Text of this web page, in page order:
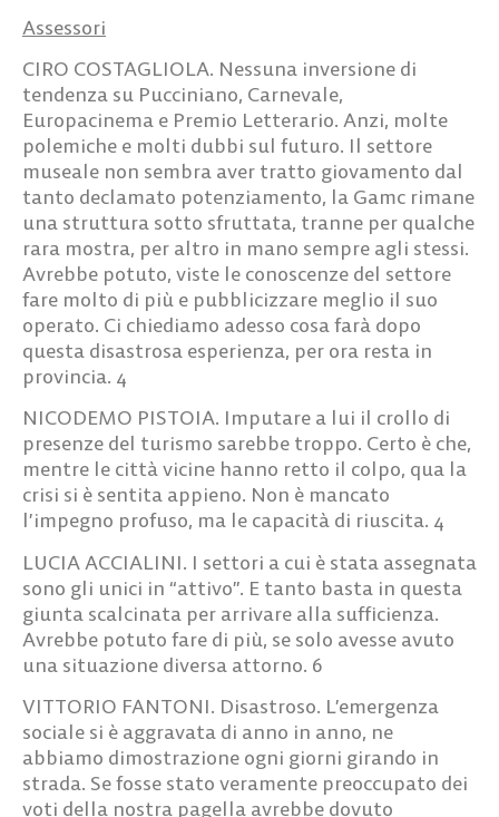
Assessori
CIRO COSTAGLIOLA. Nessuna inversione di
tendenza su Pucciniano, Carnevale,
Europacinema e Premio Letterario. Anzi, molte
polemiche e molti dubbi sul futuro. Il settore
museale non sembra aver tratto giovamento dal
tanto declamato potenziamento, la Gamc rimane
una struttura sotto sfruttata, tranne per qualche
rara mostra, per altro in mano sempre agli stessi.
Avrebbe potuto, viste le conoscenze del settore
fare molto di più e pubblicizzare meglio il suo
operato. Ci chiediamo adesso cosa farà dopo
questa disastrosa esperienza, per ora resta in
provincia. 4
NICODEMO PISTOIA. Imputare a lui il crollo di
presenze del turismo sarebbe troppo. Certo è che,
mentre le città vicine hanno retto il colpo, qua la
crisi si è sentita appieno. Non è mancato
l’impegno profuso, ma le capacità di riuscita. 4
LUCIA ACCIALINI. I settori a cui è stata assegnata
sono gli unici in “attivo”. E tanto basta in questa
giunta scalcinata per arrivare alla sufficienza.
Avrebbe potuto fare di più, se solo avesse avuto
una situazione diversa attorno. 6
VITTORIO FANTONI. Disastroso. L’emergenza
sociale si è aggravata di anno in anno, ne
abbiamo dimostrazione ogni giorni girando in
strada. Se fosse stato veramente preoccupato dei
voti della nostra pagella avrebbe dovuto